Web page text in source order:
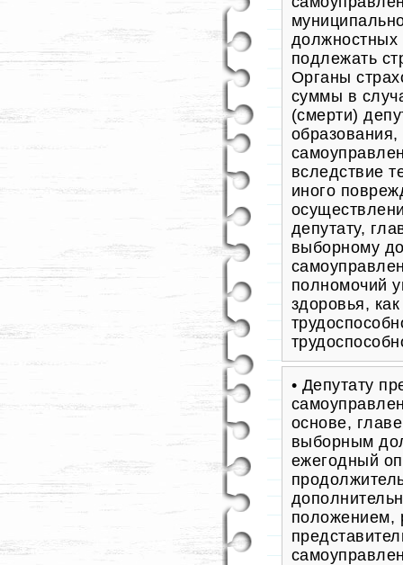
должностных
подлежать
Органы
суммы в
(смерти)
вследствие
иного
депутату,
выборному
полномочий
здоровья,
• Депутату
основе,
выборным
ежегодный
положением,